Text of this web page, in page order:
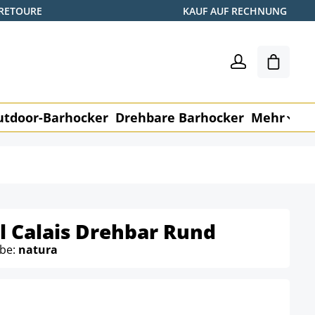
KAUF AUF RECHNUNG
Barhocker Drehbare Barhocker Mehr
Calais Drehbar Rund
natura